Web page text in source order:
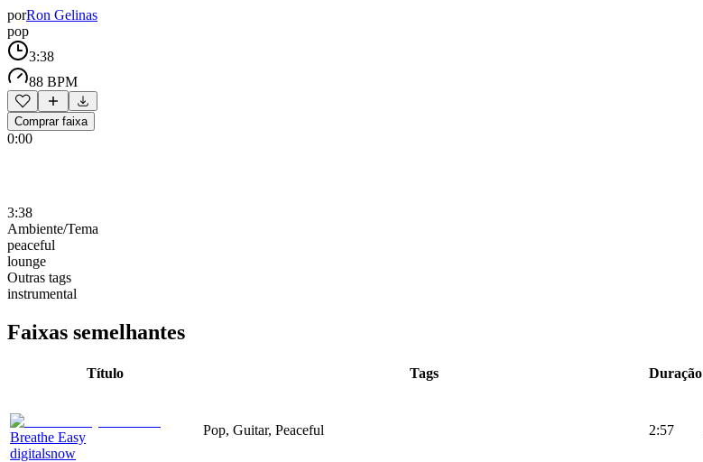
porRon Gelinas
pop
3:38
88 BPM
Comprar faixa
0:00
3:38
Ambiente/Tema
peaceful
lounge
Outras tags
instrumental
Faixas semelhantes
Título Tags Duração
Breathe Easy
digitalsnow
Pop, Guitar, Peaceful 2:57